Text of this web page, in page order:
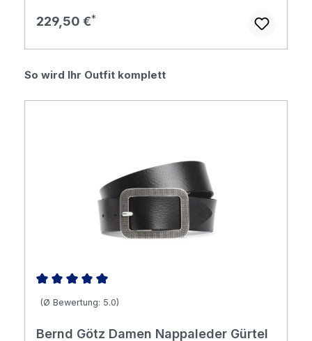
Regulärer Preis:
229,50 €
Produktgalerie überspringen
So wird Ihr Outfit komplett
Durchschnittliche Bewertung von 5 von 5 Sternen
(Ø Bewertung: 5.0)
Bernd Götz Damen Nappaleder Gürtel